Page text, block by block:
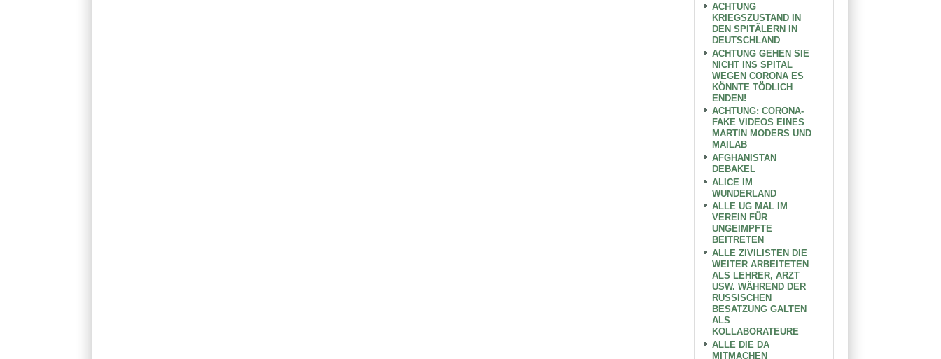
ACHTUNG
KRIEGSZUSTAND IN
DEN SPITÄLERN IN
DEUTSCHLAND
ACHTUNG GEHEN SIE
NICHT INS SPITAL
WEGEN CORONA ES
KÖNNTE TÖDLICH
ENDEN!
ACHTUNG: CORONA-
FAKE VIDEOS EINES
MARTIN MODERS UND
MAILAB
AFGHANISTAN
DEBAKEL
ALICE IM
WUNDERLAND
ALLE UG MAL IM
VEREIN FÜR
UNGEIMPFTE
BEITRETEN
ALLE ZIVILISTEN DIE
WEITER ARBEITETEN
ALS LEHRER, ARZT
USW. WÄHREND DER
RUSSISCHEN
BESATZUNG GALTEN
ALS
KOLLABORATEURE
ALLE DIE DA
MITMACHEN